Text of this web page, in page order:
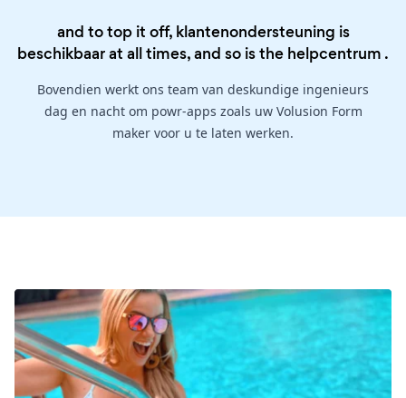
and to top it off, klantenondersteuning is
beschikbaar at all times, and so is the helpcentrum .
Bovendien werkt ons team van deskundige ingenieurs
dag en nacht om powr-apps zoals uw Volusion Form
maker voor u te laten werken.